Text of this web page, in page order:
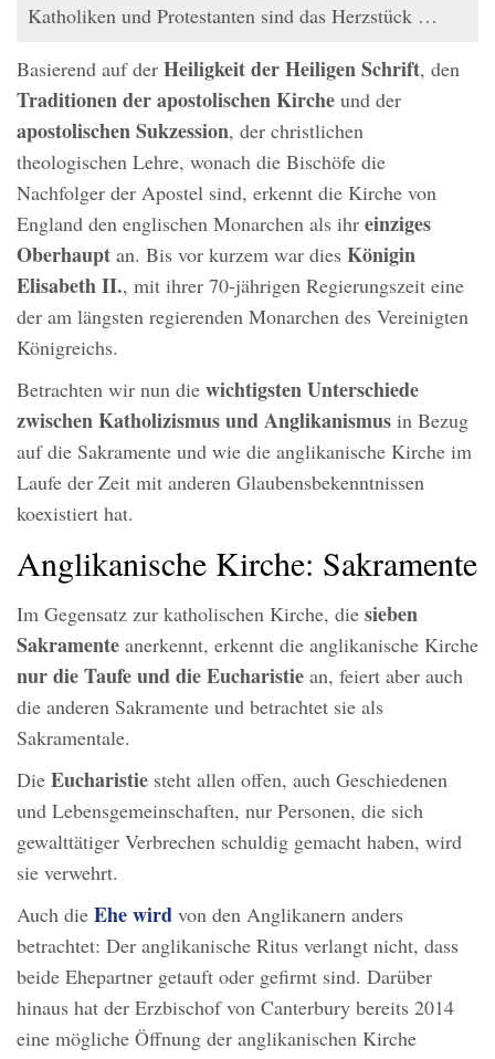
Katholiken und Protestanten sind das Herzstück …
Basierend auf der Heiligkeit der Heiligen Schrift, den
Traditionen der apostolischen Kirche und der
apostolischen Sukzession, der christlichen
theologischen Lehre, wonach die Bischöfe die
Nachfolger der Apostel sind, erkennt die Kirche von
England den englischen Monarchen als ihr einziges
Oberhaupt an. Bis vor kurzem war dies Königin
Elisabeth II., mit ihrer 70-jährigen Regierungszeit eine
der am längsten regierenden Monarchen des Vereinigten
Königreichs.
Betrachten wir nun die wichtigsten Unterschiede
zwischen Katholizismus und Anglikanismus in Bezug
auf die Sakramente und wie die anglikanische Kirche im
Laufe der Zeit mit anderen Glaubensbekenntnissen
koexistiert hat.
Anglikanische Kirche: Sakramente
Im Gegensatz zur katholischen Kirche, die sieben
Sakramente anerkennt, erkennt die anglikanische Kirche
nurdie Taufe und die Eucharistie an, feiert aber auch
die anderen Sakramente und betrachtet sie als
Sakramentale.
Die Eucharistie steht allen offen, auch Geschiedenen
und Lebensgemeinschaften, nur Personen, die sich
gewalttätiger Verbrechen schuldig gemacht haben, wird
sie verwehrt.
Auch die Ehe wird von den Anglikanern anders
betrachtet: Der anglikanische Ritus verlangt nicht, dass
beide Ehepartner getauft oder gefirmt sind. Darüber
hinaus hat der Erzbischof von Canterbury bereits 2014
eine mögliche Öffnung der anglikanischen Kirche